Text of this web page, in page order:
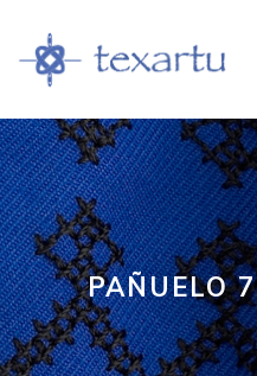
PAÑUELO 7